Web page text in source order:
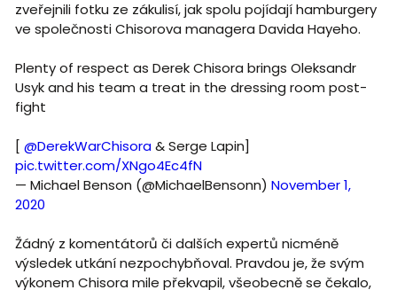
zveřejnili fotku ze zákulisí, jak spolu pojídají hamburgery
ve společnosti Chisorova managera Davida Hayeho.
Plenty of respect as Derek Chisora brings Oleksandr
Usyk and his team a treat in the dressing room post-
fight
[ @DerekWarChisora& Serge Lapin]
pic.twitter.com/XNgo4Ec4fN
— Michael Benson (@MichaelBensonn) November 1,
2020
Žádný z komentátorů či dalších expertů nicméně
výsledek utkání nezpochybňoval. Pravdou je, že svým
výkonem Chisora mile překvapil, všeobecně se čekalo,